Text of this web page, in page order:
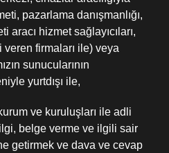
pazarlama danışmanlığı,
aracı hizmet sağlayıcıları,
veren firmaları ile) veya
sunucularının
yurtdışı ile,
ve kuruluşları ile adli
belge verme ve ilgili sair
getirmek ve dava ve cevap